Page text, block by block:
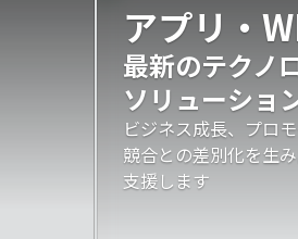
アプリ・
最新のテクノ
ソリューショ
ビジネス成長、プロ
競合との差別化を生
支援します